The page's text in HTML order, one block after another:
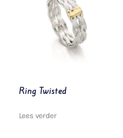
Ring Twisted
Lees verder